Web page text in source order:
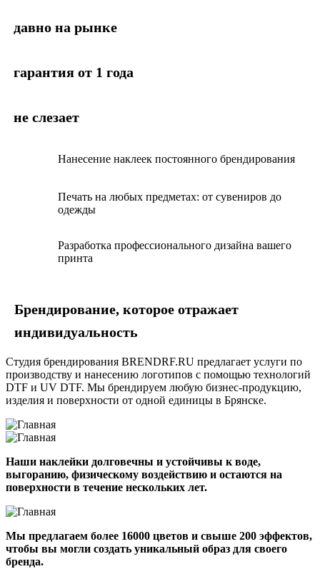
давно на рынке
гарантия от 1 года
не слезает
Нанесение наклеек постоянного брендирования
Печать на любых предметах: от сувениров до
одежды
Разработка профессионального дизайна вашего
принта
Брендирование, которое отражает
индивидуальность
Студия брендирования BRENDRF.RU предлагает услуги по
производству и нанесению логотипов с помощью технологий
DTF и UV DTF. Мы брендируем любую бизнес-продукцию,
изделия и поверхности от одной единицы в Брянске.
Наши наклейки долговечны и устойчивы к воде,
выгоранию, физическому воздействию и остаются на
поверхности в течение нескольких лет.
Мы предлагаем более 16000 цветов и свыше 200 эффектов,
чтобы вы могли создать уникальный образ для своего
бренда.